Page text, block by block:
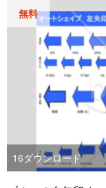
無料
16ダウンロード